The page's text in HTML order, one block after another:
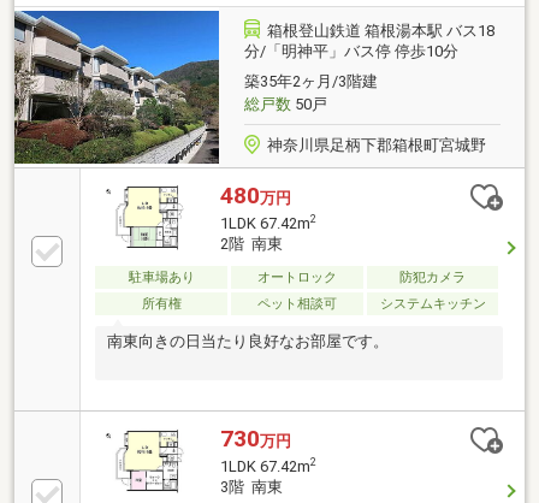
箱根登山鉄道 箱根湯本駅 バス18
分/「明神平」バス停 停歩10分
築35年2ヶ月/3階建
総戸数50戸
神奈川県足柄下郡箱根町宮城野
480万円
1LDK 67.42m2
2階 南東
駐車場あり オートロック
防犯カメラ
所有権
ペット相談可 システムキッチン
南東向きの日当たり良好なお部屋です。
730万円
1LDK 67.42m2
3階 南東